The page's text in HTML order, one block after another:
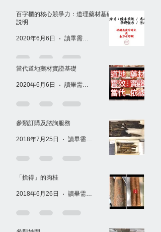
百字櫃的核心競爭力：道理藥材基礎
説明
2020年6月6日 讀畢需時 1 分鐘
當代道地藥材實證基礎
2020年6月6日 讀畢需時 1 分鐘
參類訂購及諮詢服務
2018年7月25日 讀畢需時 1 分鐘
「捨得」的肉桂
2018年6月26日 讀畢需時 1 分鐘